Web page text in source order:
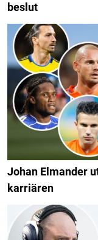
beslut
Johan Elmander
karriären